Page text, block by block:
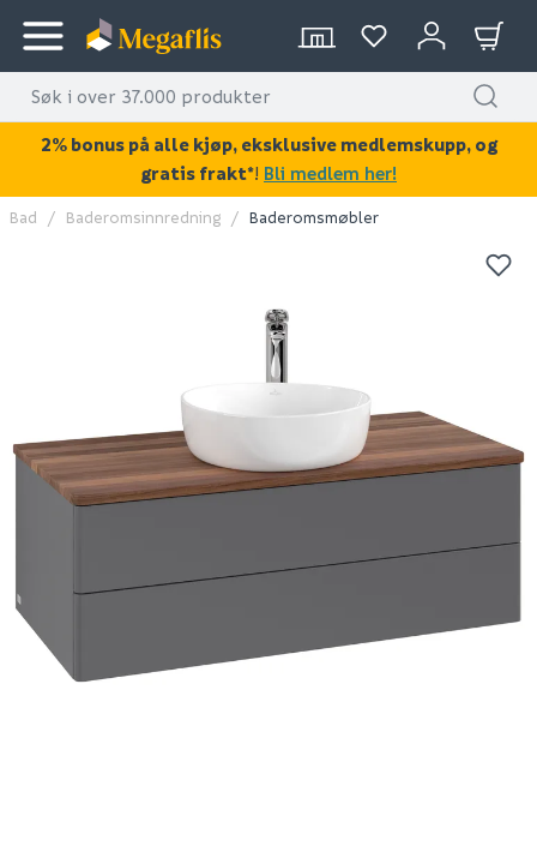
KAN DISSE VÆRE AV INTERESSE?
1 145
B20 tørrbetong 25 kg
Spar 5 Før 44
Bad Baderomsinnredning Baderomsmøbler
2% bonus på alle kjøp, eksklusive medlemskupp, og
gratis frakt*! Bli medlem her!